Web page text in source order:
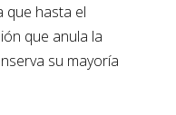
que hasta el
que anula la
su mayoría